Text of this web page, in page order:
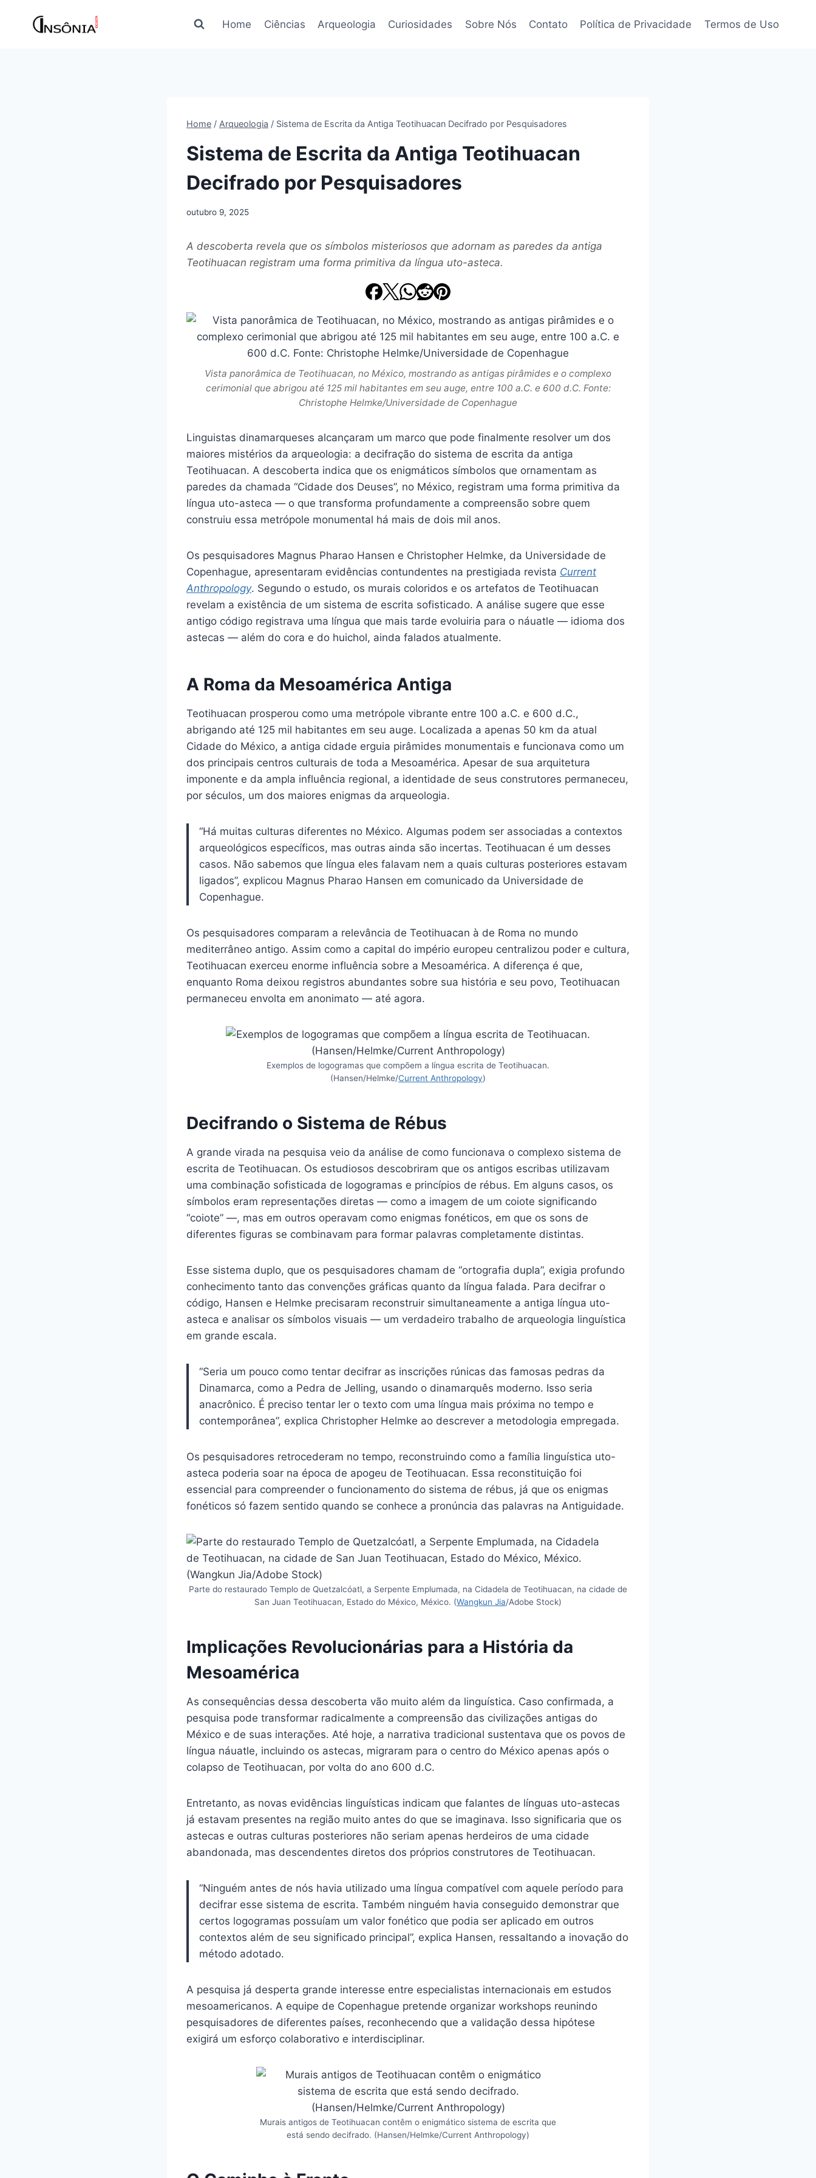
Home Ciências Arqueologia Curiosidades Sobre Nós Contato Política de Privacidade Termos de Uso
Home / Arqueologia / Sistema de Escrita da Antiga Teotihuacan Decifrado por Pesquisadores
Sistema de Escrita da Antiga Teotihuacan
Decifrado por Pesquisadores
outubro 9, 2025
A descoberta revela que os símbolos misteriosos que adornam as paredes da antiga
Teotihuacan registram uma forma primitiva da língua uto-asteca.
Vista panorâmica de Teotihuacan, no México, mostrando as antigas pirâmides e o complexo
cerimonial que abrigou até 125 mil habitantes em seu auge, entre 100 a.C. e 600 d.C. Fonte:
Christophe Helmke/Universidade de Copenhague
Linguistas dinamarqueses alcançaram um marco que pode finalmente resolver um dos
maiores mistérios da arqueologia: a decifração do sistema de escrita da antiga
Teotihuacan. A descoberta indica que os enigmáticos símbolos que ornamentam as
paredes da chamada “Cidade dos Deuses”, no México, registram uma forma primitiva da
língua uto-asteca — o que transforma profundamente a compreensão sobre quem
construiu essa metrópole monumental há mais de dois mil anos.
Os pesquisadores Magnus Pharao Hansen e Christopher Helmke, da Universidade de
Copenhague, apresentaram evidências contundentes na prestigiada revista Current
Anthropology. Segundo o estudo, os murais coloridos e os artefatos de Teotihuacan
revelam a existência de um sistema de escrita sofisticado. A análise sugere que esse
antigo código registrava uma língua que mais tarde evoluiria para o náuatle — idioma dos
astecas — além do cora e do huichol, ainda falados atualmente.
A Roma da Mesoamérica Antiga
Teotihuacan prosperou como uma metrópole vibrante entre 100 a.C. e 600 d.C.,
abrigando até 125 mil habitantes em seu auge. Localizada a apenas 50 km da atual
Cidade do México, a antiga cidade erguia pirâmides monumentais e funcionava como um
dos principais centros culturais de toda a Mesoamérica. Apesar de sua arquitetura
imponente e da ampla influência regional, a identidade de seus construtores permaneceu,
por séculos, um dos maiores enigmas da arqueologia.
“Há muitas culturas diferentes no México. Algumas podem ser associadas a contextos
arqueológicos específicos, mas outras ainda são incertas. Teotihuacan é um desses
casos. Não sabemos que língua eles falavam nem a quais culturas posteriores estavam
ligados”, explicou Magnus Pharao Hansen em comunicado da Universidade de
Copenhague.
Os pesquisadores comparam a relevância de Teotihuacan à de Roma no mundo
mediterrâneo antigo. Assim como a capital do império europeu centralizou poder e cultura,
Teotihuacan exerceu enorme influência sobre a Mesoamérica. A diferença é que,
enquanto Roma deixou registros abundantes sobre sua história e seu povo, Teotihuacan
permaneceu envolta em anonimato — até agora.
Exemplos de logogramas que compõem a língua escrita de Teotihuacan.
(Hansen/Helmke/Current Anthropology)
Decifrando o Sistema de Rébus
A grande virada na pesquisa veio da análise de como funcionava o complexo sistema de
escrita de Teotihuacan. Os estudiosos descobriram que os antigos escribas utilizavam
uma combinação sofisticada de logogramas e princípios de rébus. Em alguns casos, os
símbolos eram representações diretas — como a imagem de um coiote significando
“coiote” —, mas em outros operavam como enigmas fonéticos, em que os sons de
diferentes figuras se combinavam para formar palavras completamente distintas.
Esse sistema duplo, que os pesquisadores chamam de “ortografia dupla”, exigia profundo
conhecimento tanto das convenções gráficas quanto da língua falada. Para decifrar o
código, Hansen e Helmke precisaram reconstruir simultaneamente a antiga língua uto-
asteca e analisar os símbolos visuais — um verdadeiro trabalho de arqueologia linguística
em grande escala.
“Seria um pouco como tentar decifrar as inscrições rúnicas das famosas pedras da
Dinamarca, como a Pedra de Jelling, usando o dinamarquês moderno. Isso seria
anacrônico. É preciso tentar ler o texto com uma língua mais próxima no tempo e
contemporânea”, explica Christopher Helmke ao descrever a metodologia empregada.
Os pesquisadores retrocederam no tempo, reconstruindo como a família linguística uto-
asteca poderia soar na época de apogeu de Teotihuacan. Essa reconstituição foi
essencial para compreender o funcionamento do sistema de rébus, já que os enigmas
fonéticos só fazem sentido quando se conhece a pronúncia das palavras na Antiguidade.
Parte do restaurado Templo de Quetzalcóatl, a Serpente Emplumada, na Cidadela de Teotihuacan, na cidade de
San Juan Teotihuacan, Estado do México, México. (Wangkun Jia/Adobe Stock)
Implicações Revolucionárias para a História da
Mesoamérica
As consequências dessa descoberta vão muito além da linguística. Caso confirmada, a
pesquisa pode transformar radicalmente a compreensão das civilizações antigas do
México e de suas interações. Até hoje, a narrativa tradicional sustentava que os povos de
língua náuatle, incluindo os astecas, migraram para o centro do México apenas após o
colapso de Teotihuacan, por volta do ano 600 d.C.
Entretanto, as novas evidências linguísticas indicam que falantes de línguas uto-astecas
já estavam presentes na região muito antes do que se imaginava. Isso significaria que os
astecas e outras culturas posteriores não seriam apenas herdeiros de uma cidade
abandonada, mas descendentes diretos dos próprios construtores de Teotihuacan.
“Ninguém antes de nós havia utilizado uma língua compatível com aquele período para
decifrar esse sistema de escrita. Também ninguém havia conseguido demonstrar que
certos logogramas possuíam um valor fonético que podia ser aplicado em outros
contextos além de seu significado principal”, explica Hansen, ressaltando a inovação do
método adotado.
A pesquisa já desperta grande interesse entre especialistas internacionais em estudos
mesoamericanos. A equipe de Copenhague pretende organizar workshops reunindo
pesquisadores de diferentes países, reconhecendo que a validação dessa hipótese
exigirá um esforço colaborativo e interdisciplinar.
Murais antigos de Teotihuacan contêm o enigmático sistema de escrita que
está sendo decifrado. (Hansen/Helmke/Current Anthropology)